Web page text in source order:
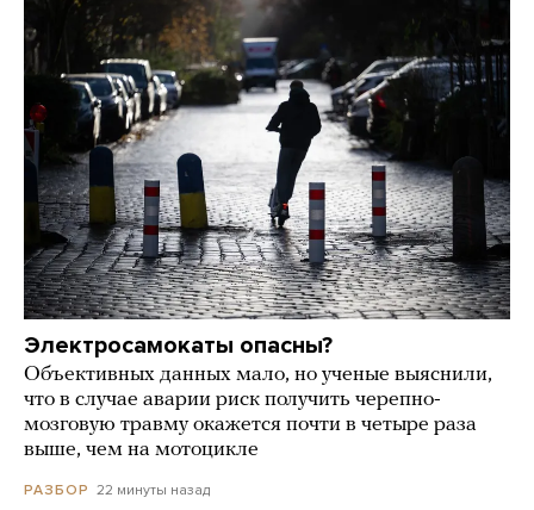
Электросамокаты опасны?
Объективных данных мало, но ученые выяснили,
что в случае аварии риск получить черепно-
мозговую травму окажется почти в четыре раза
выше, чем на мотоцикле
РАЗБОР 22 минуты назад